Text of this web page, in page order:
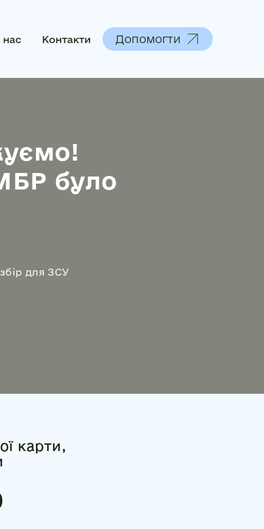
Контакти Допомогти
було
для ЗСУ
карти,